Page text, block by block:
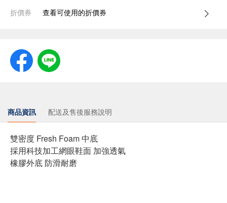
折價券 查看可使用的折價券
商品資訊 配送及售後服務說明
雙密度 Fresh Foam 中底
採用科技加工網眼鞋面 加強透氣
橡膠外底 防滑耐磨